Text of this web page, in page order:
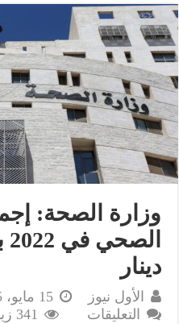
وزارة الصحة:
دينار
الأول نيوز 15 مايو، 2025
التعليقات
341 زيارة